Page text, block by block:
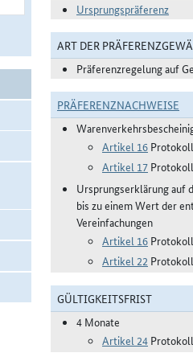
Ursprungspräferenz
ART DER
Präferenzregelung auf
PRÄFERENZNACHWEISE
Artikel 16
Artikel 17
Ursprungserklärung auf
bis zu einem Wert der
Vereinfachungen
Artikel 16
Artikel 22
GÜLTIGKEITSFRIST
4 Monate
Artikel 24